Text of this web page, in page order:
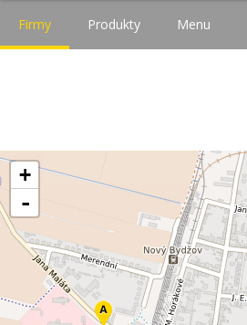
Firmy Produkty Menu
+
-